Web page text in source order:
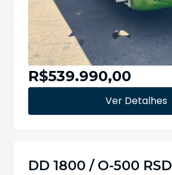
R$539.990,00
Ver Detalhes
DD 1800 / O-500 RSD